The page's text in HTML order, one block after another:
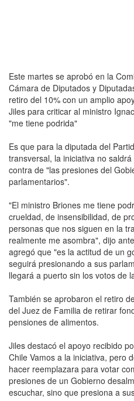
Este martes se aprobó en la
Cámara de Diputados y
retiro del 10% con un amplio
Jiles para criticar al ministro
"me tiene podrida"
Es que para la diputada del
transversal, la iniciativa no
contra de "las presiones del
parlamentarios".
"El ministro Briones me tiene
crueldad, de insensibilidad, de
personas que nos siguen en la
realmente me asombra", dijo
agregó que "es la actitud de un
seguirá presionando a sus
llegará a puerto sin los votos de
También se aprobaron el retiro
del Juez de Familia de retirar
pensiones de alimentos.
Jiles destacó el apoyo recibido
Chile Vamos a la iniciativa, pero
hacer reemplazara para votar
presiones de un Gobierno
escuchar, sino que presiona a